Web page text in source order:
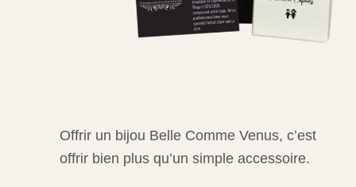
Offrir un bijou Belle Comme Venus, c’est
offrir bien plus qu’un simple accessoire.